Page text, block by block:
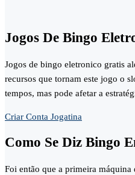
Jogos De Bingo
Jogos de bingo eletronico gratis
recursos que tornam este jogo o
tempos, mas pode afetar a
Criar Conta Jogatina
Como Se Diz Bingo
Foi então que a primeira